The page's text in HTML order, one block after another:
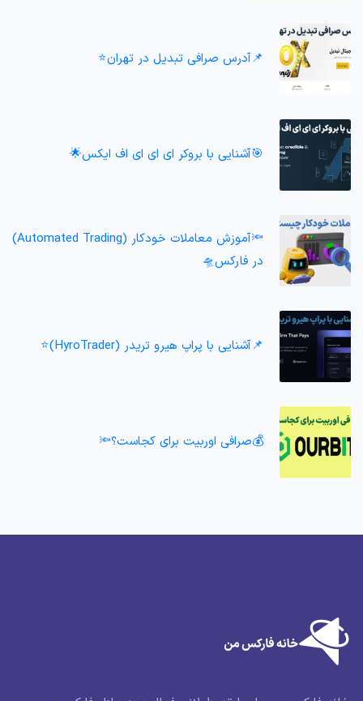
📌آدرس صرافی تبدیل در تهران⭐️
🎯آشنایی با بروکر ای ای ای اف ایکس🌟
🔦آموزش معاملات خودکار (Automated Trading)
در فارکس🛸
📌آشنایی با پراپ هیرو تریدر (HyroTrader)⭐️
💰صرافی اوربیت برای کجاست؟🔦